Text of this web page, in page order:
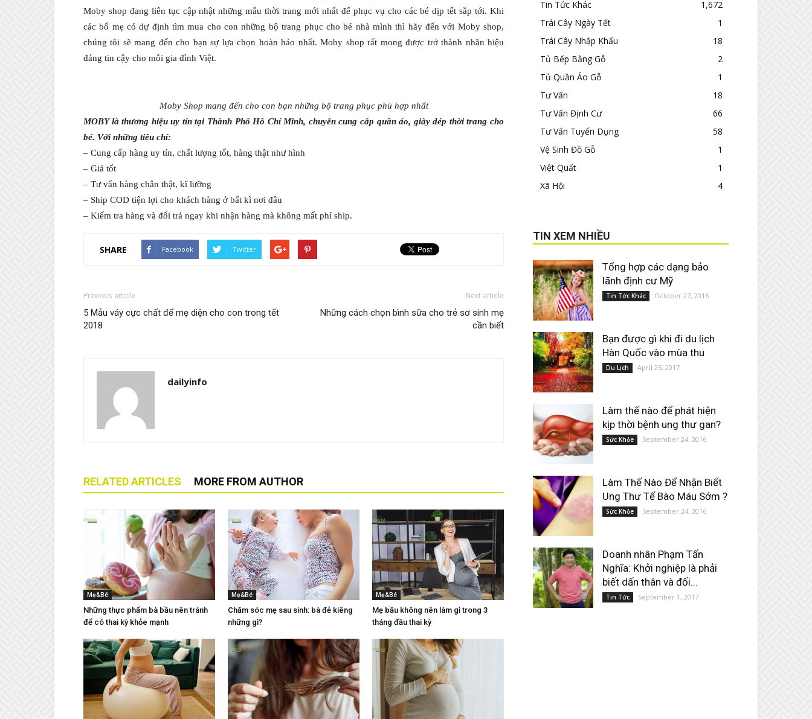
Moby shop đang liên tục cập nhật những mẫu thời trang mới nhất để phục vụ cho các bé dịp tết sắp tới. Khi
các bố mẹ có dự định tìm mua cho con những bộ trang phục cho bé nhà mình thì hãy đến với Moby shop,
chúng tôi sẽ mang đến cho bạn sự lựa chọn hoàn hảo nhất. Moby shop rất mong được trở thành nhãn hiệu
đáng tin cậy cho mỗi gia đình Việt.
Moby Shop mang đến cho con bạn những bộ trang phục phù hợp nhất
MOBY là thương hiệu uy tín tại Thành Phố Hồ Chí Minh, chuyên cung cấp quần áo, giày dép thời trang cho
bé. Với những tiêu chí:
– Cung cấp hàng uy tín, chất lượng tốt, hàng thật như hình
– Giá tốt
– Tư vấn hàng chân thật, kĩ lưỡng
– Ship COD tiện lợi cho khách hàng ở bất kì nơi đâu
– Kiểm tra hàng và đổi trả ngay khi nhận hàng mà không mất phí ship.
SHARE Facebook Twitter
Previous article
5 Mẫu váy cực chất để mẹ diện cho con trong tết
2018
Next article
Những cách chọn bình sữa cho trẻ sơ sinh mẹ
cần biết
dailyinfo
RELATED ARTICLES MORE FROM AUTHOR
Mẹ&Bé
Những thực phẩm bà bầu nên tránh
để có thai kỳ khỏe mạnh
Mẹ&Bé
Chăm sóc mẹ sau sinh: bà đẻ kiêng
những gì?
Mẹ&Bé
Mẹ bầu không nên làm gì trong 3
tháng đầu thai kỳ
Tin Tức Khác
1,672
Trái Cây Ngày Tết
1
Trái Cây Nhập Khẩu
18
Tủ Bếp Bằng Gỗ
2
Tủ Quần Áo Gỗ
1
Tư Vấn
18
Tư Vấn Định Cư
66
Tư Vấn Tuyển Dụng
58
Vệ Sinh Đồ Gỗ
1
Việt Quất
1
Xã Hội
4
TIN XEM NHIỀU
Tổng hợp các dạng bảo
lãnh định cư Mỹ
Tin Tức Khác October 27, 2016
Bạn được gì khi đi du lịch
Hàn Quốc vào mùa thu
Du Lịch April 25, 2017
Làm thế nào để phát hiện
kịp thời bệnh ung thư gan?
Sức Khỏe September 24, 2016
Làm Thế Nào Để Nhận Biết
Ung Thư Tế Bào Máu Sớm ?
Sức Khỏe September 24, 2016
Doanh nhân Phạm Tấn
Nghĩa: Khởi nghiệp là phải
biết dấn thân và đối...
Tin Tức September 1, 2017